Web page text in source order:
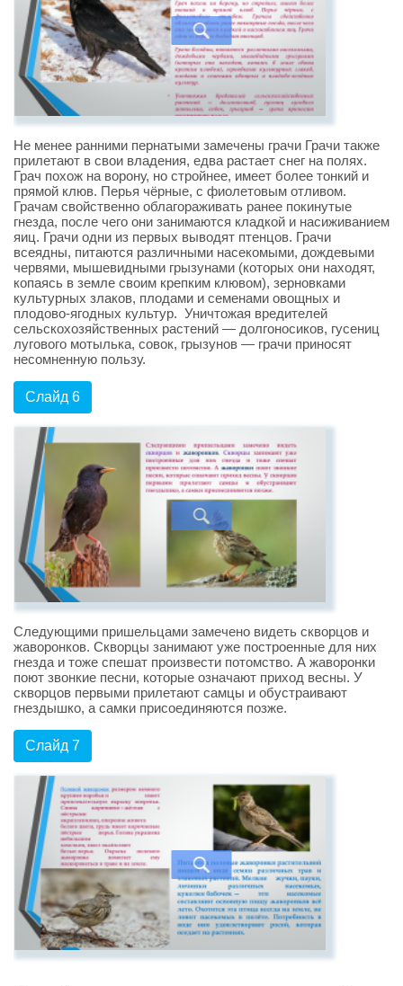
Не менее ранними пернатыми замечены грачи Грачи также
прилетают в свои владения, едва растает снег на полях.
Грач похож на ворону, но стройнее, имеет более тонкий и
прямой клюв. Перья чёрные, с фиолетовым отливом.
Грачам свойственно облагораживать ранее покинутые
гнезда, после чего они занимаются кладкой и насиживанием
яиц. Грачи одни из первых выводят птенцов. Грачи
всеядны, питаются различными насекомыми, дождевыми
червями, мышевидными грызунами (которых они находят,
копаясь в земле своим крепким клювом), зерновками
культурных злаков, плодами и семенами овощных и
плодово-ягодных культур. Уничтожая вредителей
сельскохозяйственных растений — долгоносиков, гусениц
лугового мотылька, совок, грызунов — грачи приносят
несомненную пользу.
Слайд 6
Следующими пришельцами замечено видеть скворцов и
жаворонков. Скворцы занимают уже построенные для них
гнезда и тоже спешат произвести потомство. А жаворонки
поют звонкие песни, которые означают приход весны. У
скворцов первыми прилетают самцы и обустраивают
гнездышко, а самки присоединяются позже.
Слайд 7